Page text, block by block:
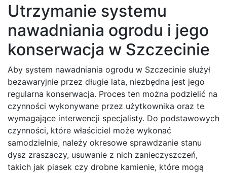
Utrzymanie systemu
nawadniania ogrodu i jego
konserwacja w Szczecinie
Aby system nawadniania ogrodu w Szczecinie służył
bezawaryjnie przez długie lata, niezbędna jest jego
regularna konserwacja. Proces ten można podzielić na
czynności wykonywane przez użytkownika oraz te
wymagające interwencji specjalisty. Do podstawowych
czynności, które właściciel może wykonać
samodzielnie, należy okresowe sprawdzanie stanu
dysz zraszaczy, usuwanie z nich zanieczyszczeń,
takich jak piasek czy drobne kamienie, które mogą